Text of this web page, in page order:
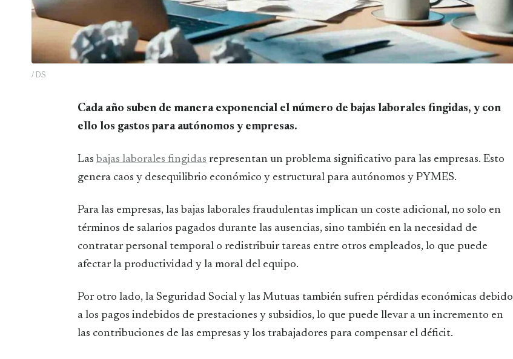
/ DS
Cada año suben de manera exponencial el número de bajas laborales fingidas, y con
ello los gastos para autónomos y empresas.
Las bajas laborales fingidas representan un problema significativo para las empresas. Esto
genera caos y desequilibrio económico y estructural para autónomos y PYMES.
Para las empresas, las bajas laborales fraudulentas implican un coste adicional, no solo en
términos de salarios pagados durante las ausencias, sino también en la necesidad de
contratar personal temporal o redistribuir tareas entre otros empleados, lo que puede
afectar la productividad y la moral del equipo.
Por otro lado, la Seguridad Social y las Mutuas también sufren pérdidas económicas debido
a los pagos indebidos de prestaciones y subsidios, lo que puede llevar a un incremento en
las contribuciones de las empresas y los trabajadores para compensar el déficit.